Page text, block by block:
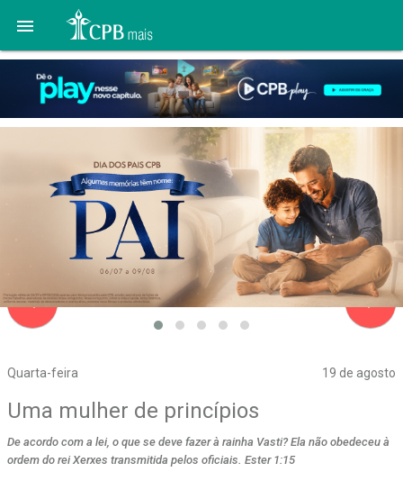

Quarta-feira 19 de agosto
navigate_before
Uma mulher de princípios
De acordo com a lei, o que se deve fazer à rainha Vasti? Ela não obedeceu à
ordem do rei Xerxes transmitida pelos oficiais. Ester 1:15
navigate_next